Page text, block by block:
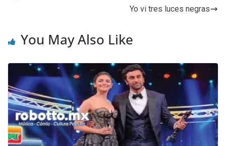
Yo vi tres luces negras
You May Also Like